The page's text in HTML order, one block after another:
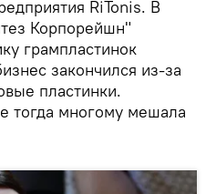
RiTonis. В
Корпорейшн"
грампластинок
закончился из-за
пластинки.
тогда многому мешала